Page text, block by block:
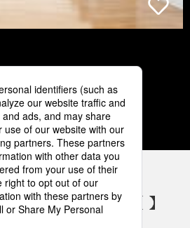
3 4 5
電気設備 SNSアカウント